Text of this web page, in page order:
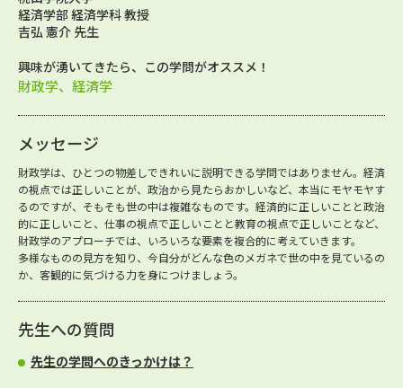
経済学部 経済学科 教授
吉弘 憲介 先生
興味が湧いてきたら、この学問がオススメ！
財政学、経済学
メッセージ
財政学は、ひとつの物差しできれいに説明できる学問ではありません。経済
の視点では正しいことが、政治から見たらおかしいなど、本当にモヤモヤす
るのですが、そもそも世の中は複雑なものです。経済的に正しいことと政治
的に正しいこと、仕事の視点で正しいことと教育の視点で正しいことなど、
財政学のアプローチでは、いろいろな要素を複合的に考えていきます。
多様なものの見方を知り、今自分がどんな色のメガネで世の中を見ているの
か、客観的に気づける力を身につけましょう。
先生への質問
先生の学問へのきっかけは？